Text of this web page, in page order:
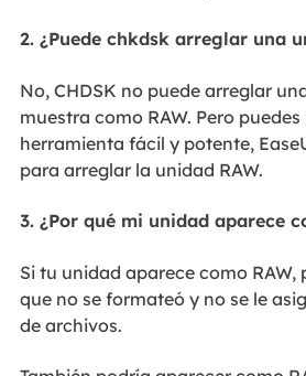
2. ¿Puede chkdsk arreglar una
No, CHDSK no puede arreglar
muestra como RAW. Pero
herramienta fácil y potente,
para arreglar la unidad RAW.
3. ¿Por qué mi unidad aparece
Si tu unidad aparece como RAW,
que no se formateó y no se le
de archivos.